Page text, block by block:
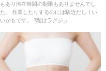
もあり滞在時間の制限もありませんでし
た。 作業したりするのには駅近だし！い
いかもです。 2階はラグジュ...